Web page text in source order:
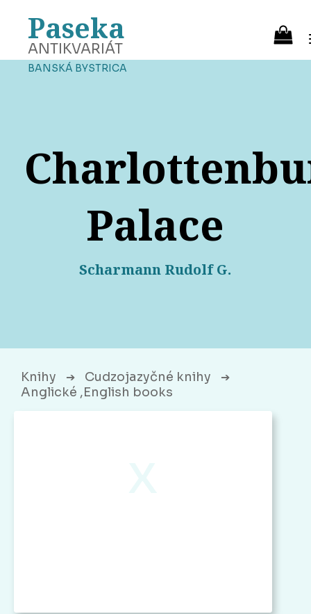
Paseka
ANTIKVARIÁT
BANSKÁ BYSTRICA
Palace
Scharmann Rudolf G.
Knihy ➔ Cudzojazyčné knihy ➔
Anglické ,English books